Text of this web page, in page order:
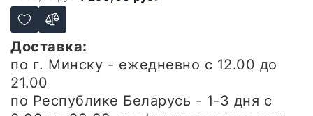
Доставка:
по г. Минску - ежедневно с 12.00 до
21.00
по Республике Беларусь - 1-3 дня с